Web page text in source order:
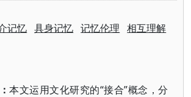
记忆 具身记忆 记忆伦理 相互理解
本文运用文化研究的“接合”概念，分